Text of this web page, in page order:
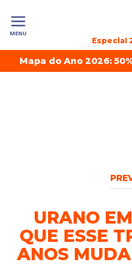
MENU
Especial
Mapa do Ano 2026:
URANO
QUE ESSE
ANOS